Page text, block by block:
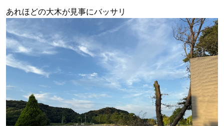
あれほどの大木が見事にバッサリ